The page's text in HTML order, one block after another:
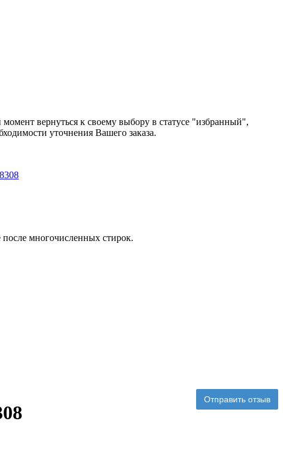
вернуться к своему выбору в статусе "избранный",
уточнения Вашего заказа.
многочисленных стирок.
Отправить отзыв